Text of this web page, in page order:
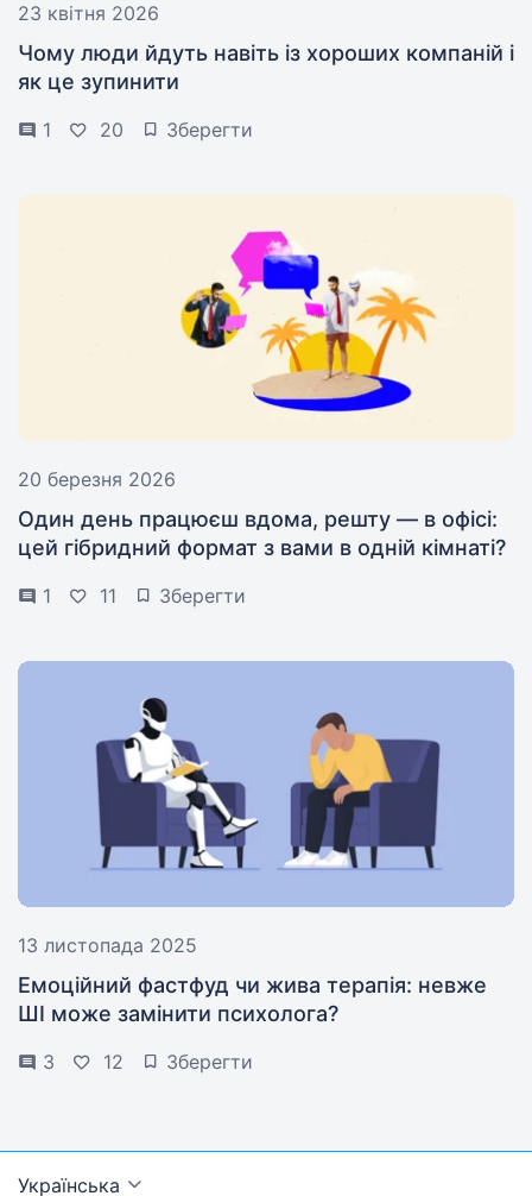
23 квітня 2026
Чому люди йдуть навіть із хороших компаній і
як це зупинити
1 20 Зберегти
20 березня 2026
Один день працюєш вдома, решту — в офісі:
цей гібридний формат з вами в одній кімнаті?
1 11 Зберегти
13 листопада 2025
Емоційний фастфуд чи жива терапія: невже
ШІ може замінити психолога?
3 12 Зберегти
Українська